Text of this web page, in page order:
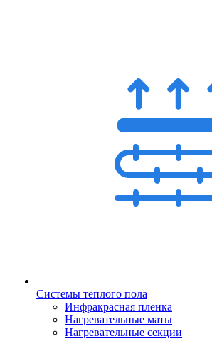
Системы теплого пола
Инфракрасная пленка
Нагревательные маты
Нагревательные секции